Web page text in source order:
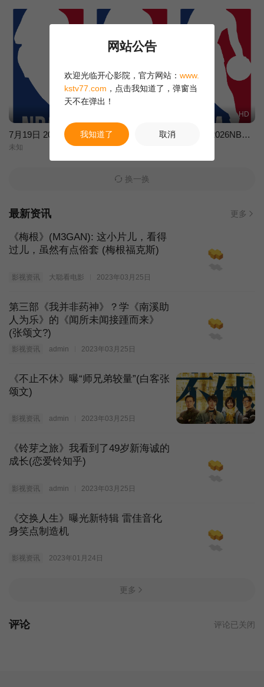
7月19日 2026NBA夏季联赛 76人VS雄鹿
未知
7月19日 2026NBA夏季联赛 勇士VS湖人
未知
HD
7月19日 2026NBA夏季联赛 步行者VS鹈鹕
换一换
最新资讯 更多
《梅根》(M3GAN): 这小片儿，看得
过儿，虽然有点俗套 (梅根福克斯)
影视资讯 大聪看电影 2023年03月25日
第三部《我并非药神》？学《南溪助
人为乐》的《闻所未闻接踵而来》
(张颂文?)
影视资讯 admin 2023年03月25日
《不止不休》曝“师兄弟较量”(白客张
颂文)
影视资讯 admin 2023年03月25日
《铃芽之旅》我看到了49岁新海诚的
成长(恋爱铃知乎)
影视资讯 admin 2023年03月25日
《交换人生》曝光新特辑 雷佳音化
身笑点制造机
影视资讯 2023年01月24日
更多
评论 评论已关闭
网站公告
欢迎光临开心影院，官方网站： www.
kstv77.com ，点击我知道了，弹窗当
天不在弹出！
我知道了 取消